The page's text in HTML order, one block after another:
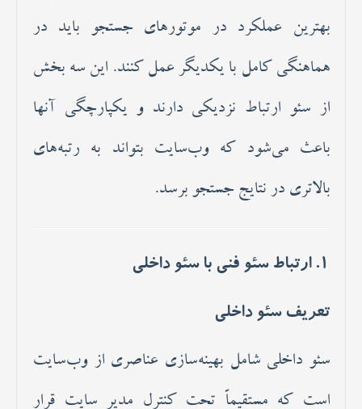
بهترین عملکرد در موتورهای جستجو باید در
هماهنگی کامل با یکدیگر عمل کنند. این سه بخش
از سئو ارتباط نزدیکی دارند و یکپارچگی آنها
باعث می‌شود که وب‌سایت بتواند به رتبه‌های
بالاتری در نتایج جستجو برسد.
تعریف سئو داخلی
سئو داخلی شامل بهینه‌سازی عناصری از وب‌سایت
است که مستقیماً تحت کنترل مدیر سایت قرار